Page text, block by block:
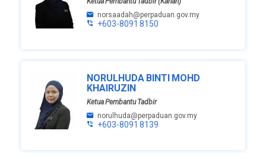
norsaadah@perpaduan.gov.my
+603-8091 8150
NORULHUDA BINTI MOHD
KHAIRUZIN
Ketua Pembantu Tadbir
norulhuda@perpaduan.gov.my
+603-8091 8139